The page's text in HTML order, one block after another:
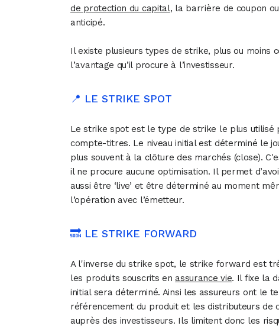
de protection du capital, la barrière de coupon
anticipé.
Il existe plusieurs types de strike, plus ou moins
l’avantage qu’il procure à l’investisseur.
📍 LE STRIKE SPOT
Le strike spot est le type de strike le plus utilisé
compte-titres. Le niveau initial est déterminé le
plus souvent à la clôture des marchés (close).
il ne procure aucune optimisation. Il permet
aussi être ‘live’ et être déterminé au moment
l’opération avec l’émetteur.
🔜 LE STRIKE FORWARD
A l'inverse du strike spot, le strike forward est
les produits souscrits enassurance vie. Il fixe la
initial sera déterminé. Ainsi les assureurs ont le
référencement du produit et les distributeurs de
auprès des investisseurs. Ils limitent donc les